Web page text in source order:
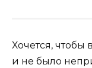
Хочется, чтобы
и не было